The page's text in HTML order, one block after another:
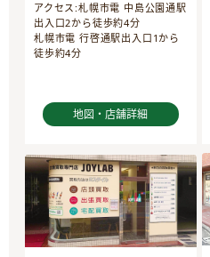
アクセス:札幌市電 中島公園通駅
出入口2から徒歩約4分
札幌市電 行啓通駅出入口1から
徒歩約4分
地図・店舗詳細